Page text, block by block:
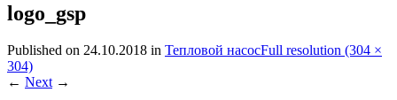
logo_gsp
Published on 24.10.2018 in Тепловой насосFull resolution (304 ×
304)
← Next →